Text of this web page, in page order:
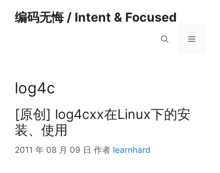
编码无悔 / Intent & Focused
菜
log4c
[原创] log4cxx在Linux下的安
装、使用
2011 年 08 月 09 日 作者 learnhard